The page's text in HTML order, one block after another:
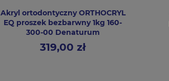
Akryl ortodontyczny ORTHOCRYL
EQ proszek bezbarwny 1kg 160-
300-00 Denaturum
Cena
319,00 zł